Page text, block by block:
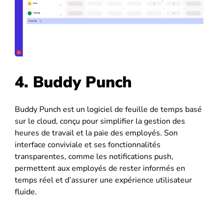
4. Buddy Punch
Buddy Punch est un logiciel de feuille de temps basé
sur le cloud, conçu pour simplifier la gestion des
heures de travail et la paie des employés. Son
interface conviviale et ses fonctionnalités
transparentes, comme les notifications push,
permettent aux employés de rester informés en
temps réel et d’assurer une expérience utilisateur
fluide.